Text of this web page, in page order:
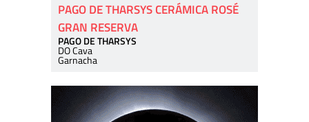
PAGO DE THARSYS CERÁMICA ROSÉ
GRAN RESERVA
PAGO DE THARSYS
DO Cava
Garnacha